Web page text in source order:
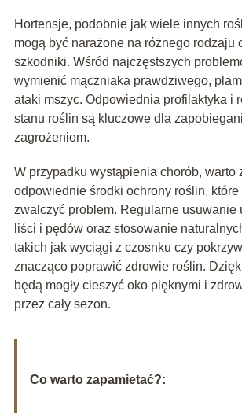
Hortensje, podobnie jak wiele innych
mogą być narażone na różnego rodzaju
szkodniki. Wśród najczęstszych
wymienić mączniaka prawdziwego,
ataki mszyc. Odpowiednia profilaktyka i
stanu roślin są kluczowe dla
zagrożeniom.
W przypadku wystąpienia chorób, warto
odpowiednie środki ochrony roślin, które
zwalczyć problem. Regularne usuwanie
liści i pędów oraz stosowanie
takich jak wyciągi z czosnku czy
znacząco poprawić zdrowie roślin.
będą mogły cieszyć oko pięknymi i
przez cały sezon.
Co warto zapamietać?: